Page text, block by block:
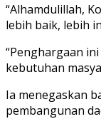
“Alhamdulillah,
lebih baik, lebih
“Penghargaan
kebutuhan
Ia menegaskan
pembangunan